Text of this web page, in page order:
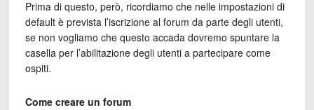
Prima di questo, però, ricordiamo che nelle impostazioni di
default è prevista l’iscrizione al forum da parte degli utenti,
se non vogliamo che questo accada dovremo spuntare la
casella per l’abilitazione degli utenti a partecipare come
ospiti.
Come creare un forum